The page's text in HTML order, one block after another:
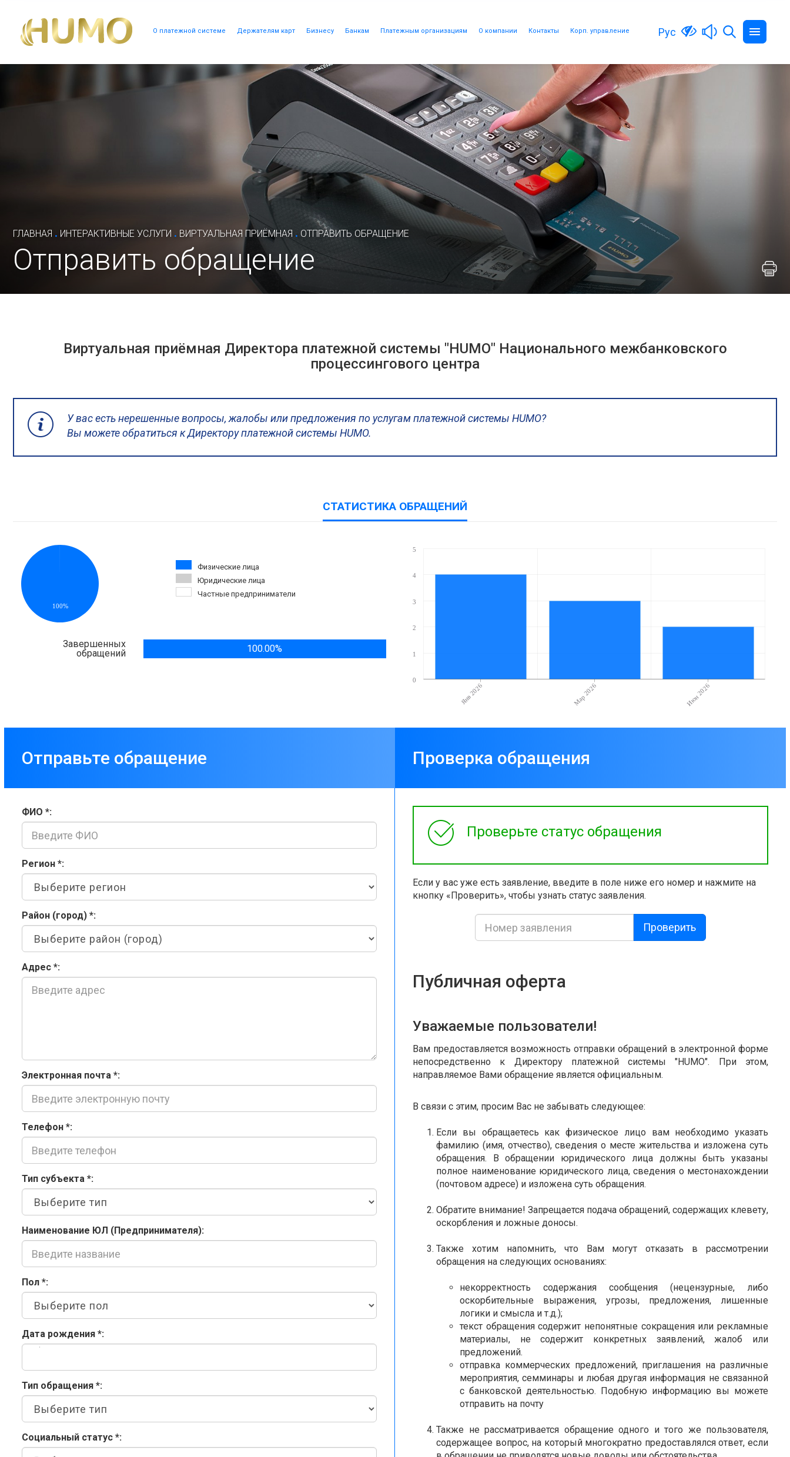
О платежной системе Держателям карт Бизнесу Банкам Платежным организациям О компании Контакты Корп. управление Рус
ГЛАВНАЯ . ИНТЕРАКТИВНЫЕ УСЛУГИ . ВИРТУАЛЬНАЯ ПРИЁМНАЯ . ОТПРАВИТЬ ОБРАЩЕНИЕ
Отправить обращение
Виртуальная приёмная Директора платежной системы "HUMO" Национального межбанковского
процессингового центра
У вас есть нерешенные вопросы, жалобы или предложения по услугам платежной системы HUMO?
Вы можете обратиться к Директору платежной системы HUMO.
СТАТИСТИКА ОБРАЩЕНИЙ
100%
Физические лица
Юридические лица
Частные предприниматели
Завершенных
обращений
100.00%
Янв 2026 Мар 2026 Июн 2026
0
1
2
3
4
5
Отправьте обращение Проверка обращения
ФИО *:
Регион *:
Район (город) *:
Адрес *:
Электронная почта *:
Телефон *:
Тип субъекта *:
Наименование ЮЛ (Предпринимателя):
Пол *:
Дата рождения *:
Тип обращения *:
Социальный статус *:
Проверьте статус обращения
Если у вас уже есть заявление, введите в поле ниже его номер и нажмите на
кнопку «Проверить», чтобы узнать статус заявления.
Проверить
Публичная оферта
Уважаемые пользователи!
Вам предоставляется возможность отправки обращений в электронной форме
непосредственно к Директору платежной системы "HUMO". При этом,
направляемое Вами обращение является официальным.
В связи с этим, просим Вас не забывать следующее:
Если вы обращаетесь как физическое лицо вам необходимо указать
фамилию (имя, отчество), сведения о месте жительства и изложена суть
обращения. В обращении юридического лица должны быть указаны
полное наименование юридического лица, сведения о местонахождении
(почтовом адресе) и изложена суть обращения.
Обратите внимание! Запрещается подача обращений, содержащих клевету,
оскорбления и ложные доносы.
Также хотим напомнить, что Вам могут отказать в рассмотрении
обращения на следующих основаниях:
некорректность содержания сообщения (нецензурные, либо
оскорбительные выражения, угрозы, предложения, лишенные
логики и смысла и т.д.);
текст обращения содержит непонятные сокращения или рекламные
материалы, не содержит конкретных заявлений, жалоб или
предложений.
отправка коммерческих предложений, приглашения на различные
мероприятия, семминары и любая другая информация не связанной
с банковской деятельностью. Подобную информацию вы можете
отправить на почту
Также не рассматривается обращение одного и того же пользователя,
содержащее вопрос, на который многократно предоставлялся ответ, если